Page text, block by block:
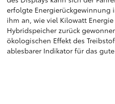
erfolgte Energierückgewinnung
ihm an, wie viel Kilowatt
Hybridspeicher zurück
ökologischen Effekt des
ablesbarer Indikator für das